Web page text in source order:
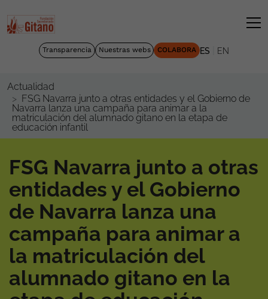
Transparencia Nuestras webs COLABORA ES EN
Actualidad
FSG Navarra junto a otras entidades y el Gobierno de
Navarra lanza una campaña para animar a la
matriculación del alumnado gitano en la etapa de
educación infantil
FSG Navarra junto a otras
entidades y el Gobierno
de Navarra lanza una
campaña para animar a
la matriculación del
alumnado gitano en la